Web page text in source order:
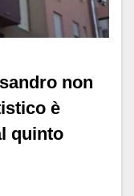
non
è
quinto